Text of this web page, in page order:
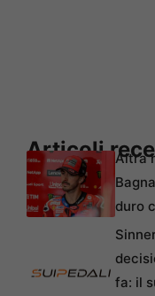
Articoli
Altra
duro
fa: il